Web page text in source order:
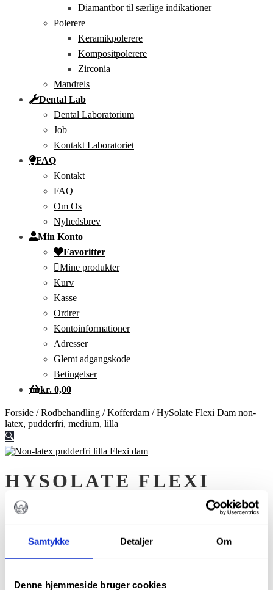
Samtykke Detaljer Om
Denne hjemmeside bruger cookies
Diamantbor til særlige indikationer
Polerere
Keramikpolerere
Kompositpolerere
Zirconia
Mandrels
Dental Lab
Dental Laboratorium
Job
Kontakt Laboratoriet
FAQ
Kontakt
FAQ
Om Os
Nyhedsbrev
Min Konto
Favoritter
Mine produkter
Kurv
Kasse
Ordrer
Kontoinformationer
Adresser
Glemt adgangskode
Betingelser
kr. 0,00
Forside /Rodbehandling /Kofferdam /HySolate Flexi Dam non-
latex, pudderfri, medium, lilla
🔍
HYSOLATE FLEXI
DAM NON-LATEX,
LILLA